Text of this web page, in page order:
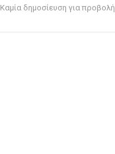
Καμία δημοσίευση για προβολή